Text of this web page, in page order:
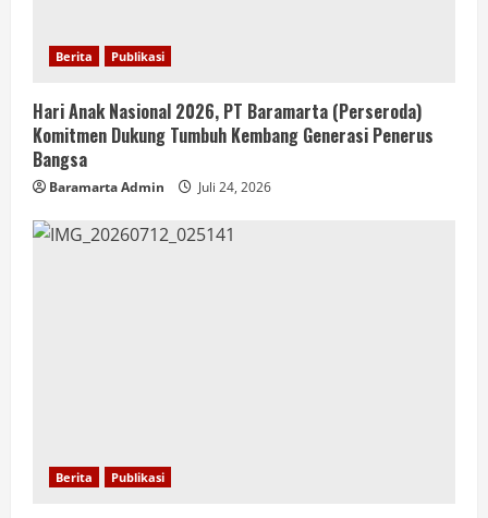
Berita Publikasi
Hari Anak Nasional 2026, PT Baramarta (Perseroda)
Komitmen Dukung Tumbuh Kembang Generasi Penerus
Bangsa
Baramarta Admin Juli 24, 2026
Berita Publikasi